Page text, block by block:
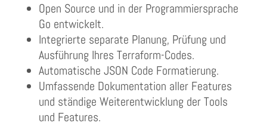
Open Source und in der Programmiersprache
Go entwickelt.
Integrierte separate Planung, Prüfung und
Ausführung Ihres Terraform-Codes.
Automatische JSON Code Formatierung.
Umfassende Dokumentation aller Features
und ständige Weiterentwicklung der Tools
und Features.